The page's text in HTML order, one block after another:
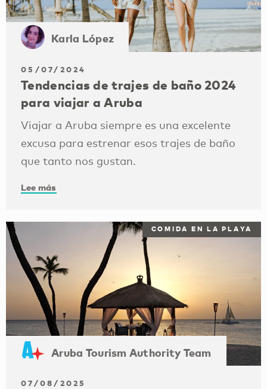
Karla López
05/07/2024
Tendencias de trajes de baño 2024
para viajar a Aruba
Viajar a Aruba siempre es una excelente
excusa para estrenar esos trajes de baño
que tanto nos gustan.
Lee más
COMIDA EN LA PLAYA
Aruba Tourism Authority Team
07/08/2025